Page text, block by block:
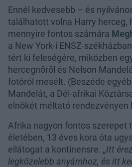
Ennél kedvesebb – és
találhatott volna Harry herceg,
mennyire fontos számára
a New York-i ENSZ-
tért ki feleségére, miközben
hercegnőről és Nelson
fotóról mesélt. (Beszéde
Mandelát, a Dél-afrikai
elnökét méltató rendezvényen
Afrika nagyon fontos szerepet
életében, 13 éves kora óta
ellátogat a kontinensre. „Itt
legközelebb anyámhoz, és itt